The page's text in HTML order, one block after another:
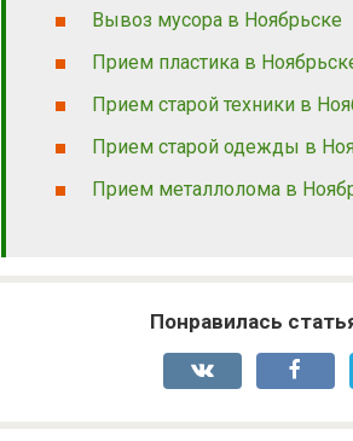
Вывоз мусора в Ноябрьске
Прием пластика в
Прием старой техники в
Прием старой одежды в
Прием металлолома в
Понравилась